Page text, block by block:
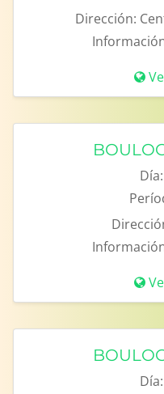
Dirección:
Día:
Día: